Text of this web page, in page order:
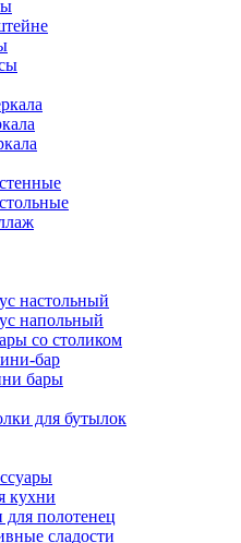
настольный
напольный
со столиком
бар
бары
для бутылок
кухни
полотенец
сладости